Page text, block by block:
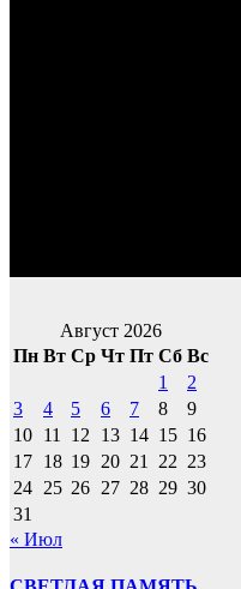
Август 2026
Пн Вт Ср Чт Пт Сб Вс
1
2
3
4 5 6 7 8
9
10 11 12 13 14 15 16
17 18 19 20 21 22 23
24 25 26 27 28 29 30
31
« Июл